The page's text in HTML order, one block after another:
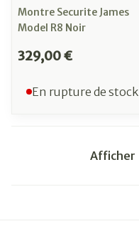
Montre Securite James
Model R8 Noir
329,00 €
En rupture de stock
Afficher